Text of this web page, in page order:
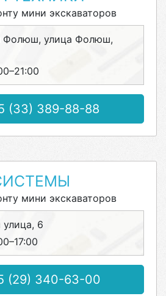
мини экскаваторов
Фолюш, улица Фолюш,
(33) 389-88-88
мини экскаваторов
улица, 6
(29) 340-63-00